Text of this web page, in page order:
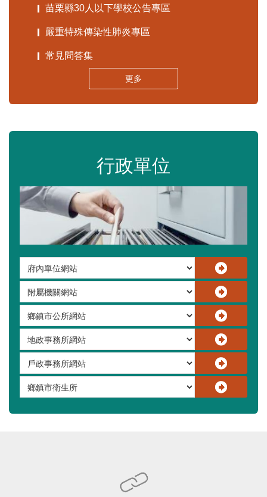
苗栗縣30人以下學校公告專區
嚴重特殊傳染性肺炎專區
常見問答集
更多
行政單位